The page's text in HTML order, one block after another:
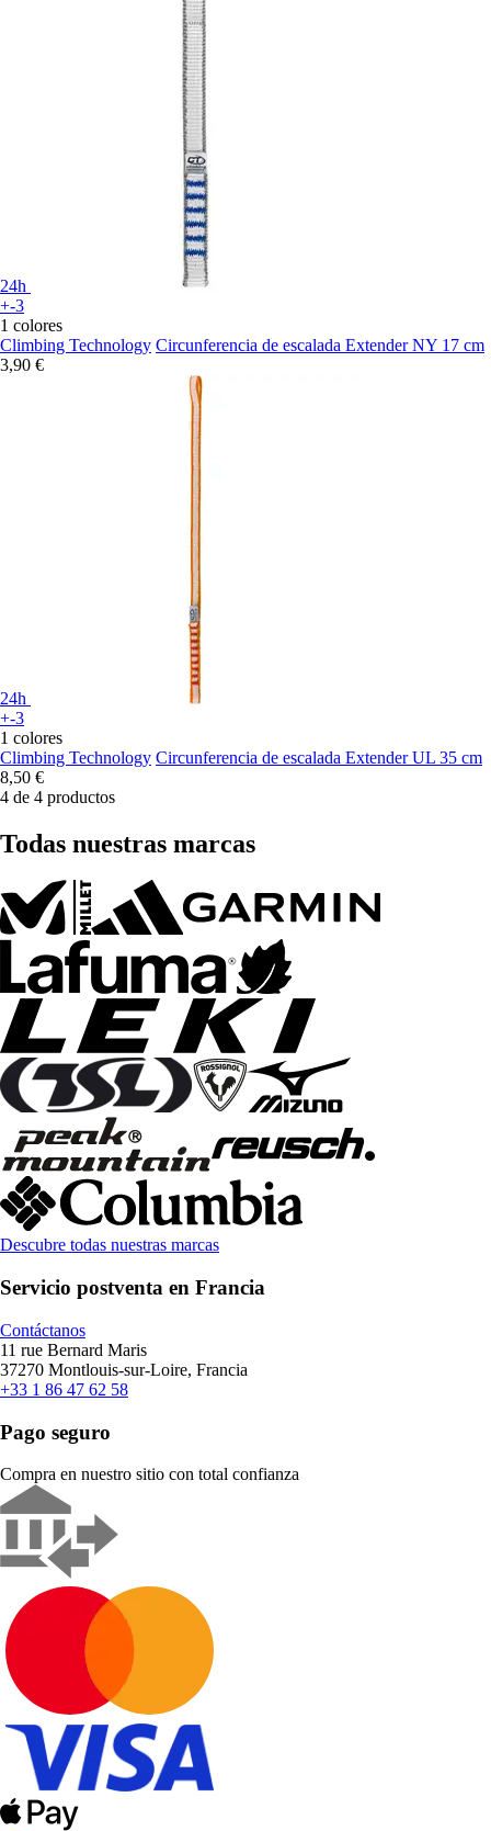
24h
+-3
1 colores
Climbing Technology Circunferencia de escalada Extender NY 17 cm
3,90 €
24h
+-3
1 colores
Climbing Technology Circunferencia de escalada Extender UL 35 cm
8,50 €
4 de 4 productos
Todas nuestras marcas
Descubre todas nuestras marcas
Servicio postventa en Francia
Contáctanos
11 rue Bernard Maris
37270 Montlouis-sur-Loire, Francia
+33 1 86 47 62 58
Pago seguro
Compra en nuestro sitio con total confianza